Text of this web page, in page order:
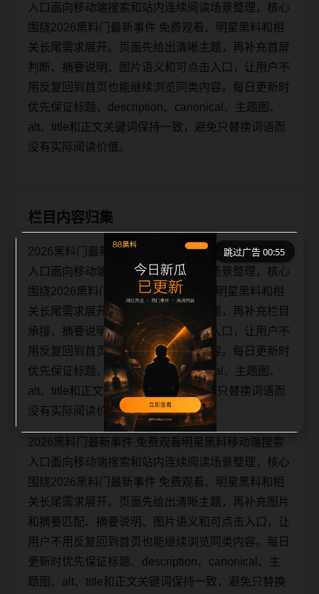
入口面向移动端搜索和站内连续阅读场景整理，核心
围绕2026黑料门最新事件 免费观看、明星黑料和相
关长尾需求展开。页面先给出清晰主题，再补充首屏
判断、摘要说明、图片语义和可点击入口，让用户不
用反复回到首页也能继续浏览同类内容。每日更新时
优先保证标题、description、canonical、主题图、
alt、title和正文关键词保持一致，避免只替换词语而
没有实际阅读价值。
栏目内容归集
2026黑料门最新事件 免费观看明星黑料移动端搜索
入口面向移动端搜索和站内连续阅读场景整理，核心
围绕2026黑料门最新事件 免费观看、明星黑料和相
关长尾需求展开。页面先给出清晰主题，再补充栏目
承接、摘要说明、图片语义和可点击入口，让用户不
用反复回到首页也能继续浏览同类内容。每日更新时
优先保证标题、description、canonical、主题图、
alt、title和正文关键词保持一致，避免只替换词语而
没有实际阅读价值。
2026黑料门最新事件 免费观看明星黑料移动端搜索
入口面向移动端搜索和站内连续阅读场景整理，核心
围绕2026黑料门最新事件 免费观看、明星黑料和相
关长尾需求展开。页面先给出清晰主题，再补充图片
和摘要匹配、摘要说明、图片语义和可点击入口，让
用户不用反复回到首页也能继续浏览同类内容。每日
更新时优先保证标题、description、canonical、主
题图、alt、title和正文关键词保持一致，避免只替换
跳过广告 00:55